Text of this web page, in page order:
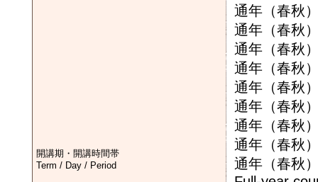
開講期・開講時間帯
Term / Day / Period
通年（春秋
通年（春秋
通年（春秋
通年（春秋
通年（春秋
通年（春秋
通年（春秋
通年（春秋
通年（春秋